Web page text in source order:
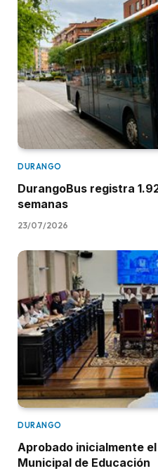
DURANGO
DurangoBus registra
semanas
23/07/2026
DURANGO
Aprobado inicialmente
Municipal de Educación